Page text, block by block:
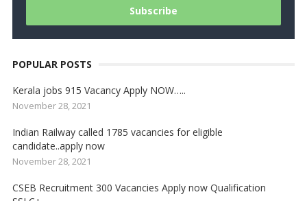
POPULAR POSTS
Kerala jobs 915 Vacancy Apply NOW…..
November 28, 2021
Indian Railway called 1785 vacancies for eligible
candidate..apply now
November 28, 2021
CSEB Recruitment 300 Vacancies Apply now Qualification